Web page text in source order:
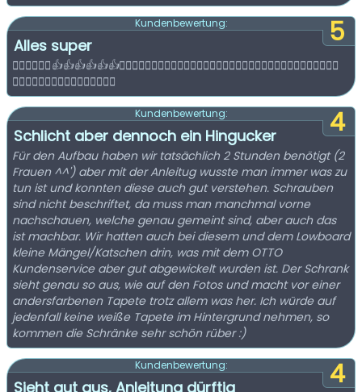
5
Kundenbewertung:
Alles super
👍🏻👍🏻👍🏻👍👍👍👍👍👍👍🏿👍🏿👍🏿👍🏿👍🏽👍🏽👍🏽👍🏽👍🏾👍🏾👍🏾👍🏾👍🏼👍🏼👍🏼👍🏻👍🏻
👍🏻👍🏻👍🏿👍🏿👍🏿👍🏽👍🏽👍🏽
4
Kundenbewertung:
Schlicht aber dennoch ein Hingucker
Für den Aufbau haben wir tatsächlich 2 Stunden benötigt (2
Frauen ^^') aber mit der Anleitug wusste man immer was zu
tun ist und konnten diese auch gut verstehen. Schrauben
sind nicht beschriftet, da muss man manchmal vorne
nachschauen, welche genau gemeint sind, aber auch das
ist machbar. Wir hatten auch bei diesem und dem Lowboard
kleine Mängel/Katschen drin, was mit dem OTTO
Kundenservice aber gut abgewickelt wurden ist. Der Schrank
sieht genau so aus, wie auf den Fotos und macht vor einer
andersfarbenen Tapete trotz allem was her. Ich würde auf
jedenfall keine weiße Tapete im Hintergrund nehmen, so
kommen die Schränke sehr schön rüber :)
4
Kundenbewertung:
Sieht gut aus, Anleitung dürftig